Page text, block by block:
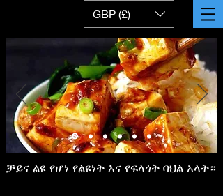
GBP (£)
ቻይና ልዩ የሆነ የልዩነት እና የፍላጎት ባህል አላት።